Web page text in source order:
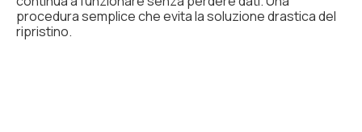
procedura semplice che evita la soluzione drastica del
ripristino.